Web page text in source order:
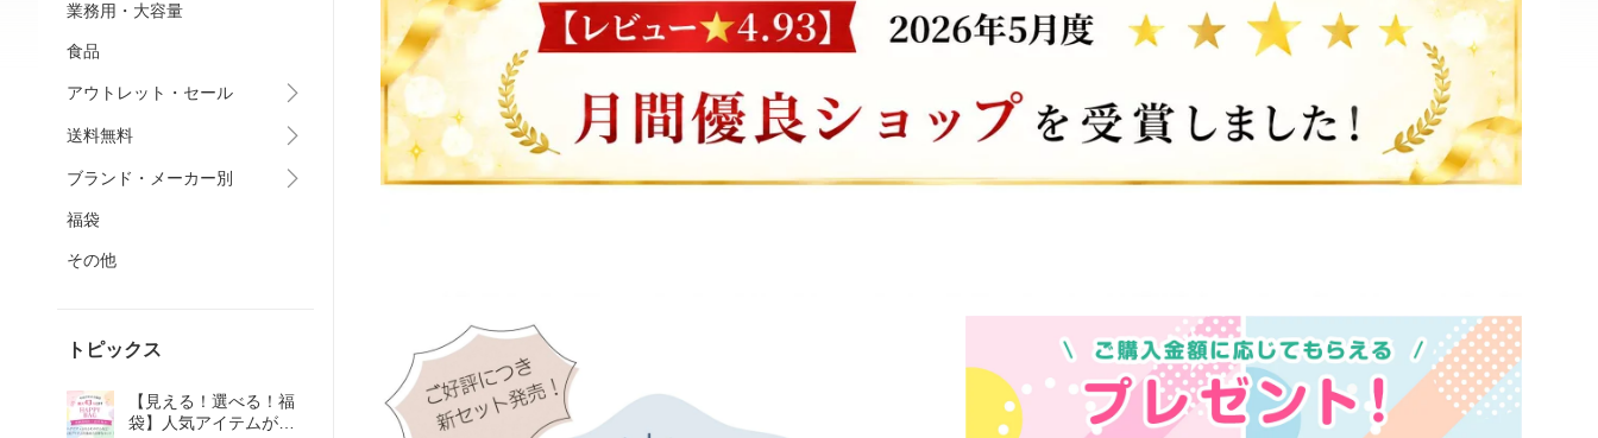
業務用・大容量
食品
アウトレット・セール
送料無料
ブランド・メーカー別
福袋
その他
トピックス
【見える！選べる！福
袋】人気アイテムがた